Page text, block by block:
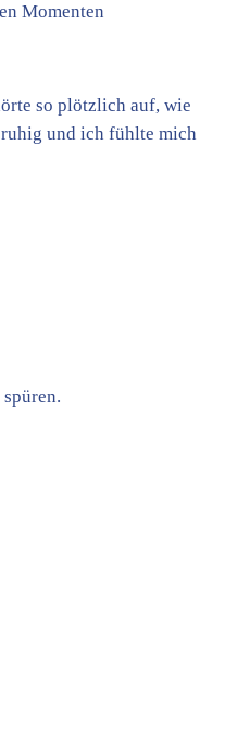
Momenten
so plötzlich auf, wie
ruhig und ich fühlte mich